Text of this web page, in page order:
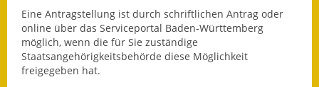
Kernzeitbetreuung
Integration und Asyl
Eine Antragstellung ist durch schriftlichen Antrag oder
online über das Serviceportal Baden-Württemberg
möglich, wenn die für Sie zuständige
Staatsangehörigkeitsbehörde diese Möglichkeit
freigegeben hat.